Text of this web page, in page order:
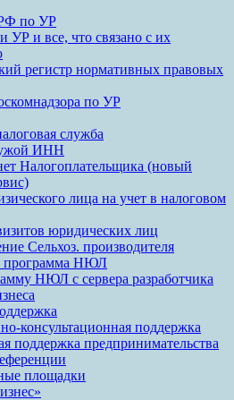
по УР
УР и все, что связано с их
регистр нормативных правовых
по УР
служба
ИНН
Налогоплательщика (новый
лица на учет в налоговом
юридических лиц
Сельхоз. производителя
программа НЮЛ
НЮЛ с сервера разработчика
консультационная поддержка
поддержка предпринимательства
площадки